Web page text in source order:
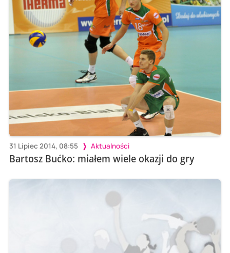
31 Lipiec 2014, 08:55 Aktualności
Bartosz Bućko: miałem wiele okazji do gry